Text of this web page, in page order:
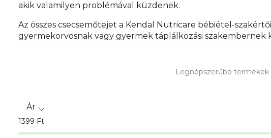
akik valamilyen problémával küzdenek.
Az összes csecsemőtejet a Kendal Nutricare bébiétel-
gyermekorvosnak vagy gyermek táplálkozási szakembernek
TLegnépszerűbb termékek
Ár
1399 Ft